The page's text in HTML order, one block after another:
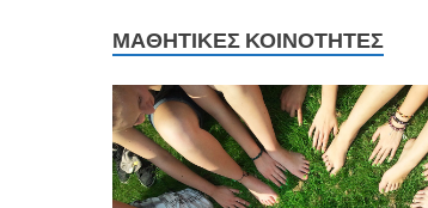
ΜΑΘΗΤΙΚΈΣ ΚΟΙΝΌΤΗΤΕΣ